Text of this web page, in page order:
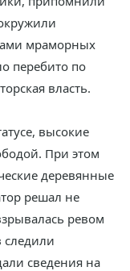
мраморных
перебито по
власть.
высокие
При этом
деревянные
решал не
ревом
следили
сведения на